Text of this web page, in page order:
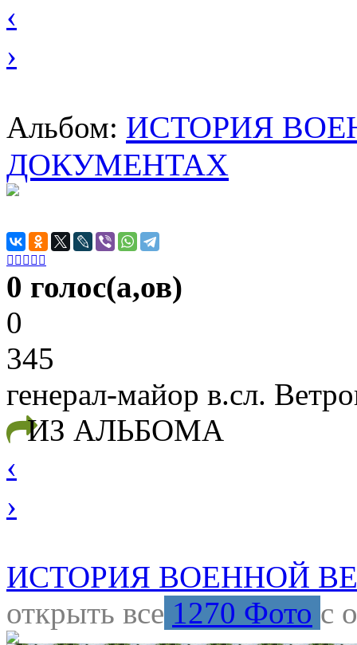
‹
›
Альбом: ИСТОРИЯ
ДОКУМЕНТАХ
    
0 голос(а,ов)
0
345
генерал-майор в.сл.
ИЗ АЛЬБОМА
‹
›
ИСТОРИЯ ВОЕННОЙ
открыть все 1270 Фото с